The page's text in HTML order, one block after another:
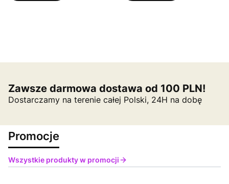
Zawsze darmowa dostawa od 100 PLN!
Dostarczamy na terenie całej Polski, 24H na dobę
Promocje
Wszystkie produkty w promocji